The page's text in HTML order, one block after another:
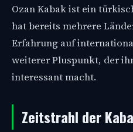
Ozan Kabak ist ein
hat bereits mehrere
Erfahrung auf
weiterer Pluspunkt, der
interessant macht.
Zeitstrahl der